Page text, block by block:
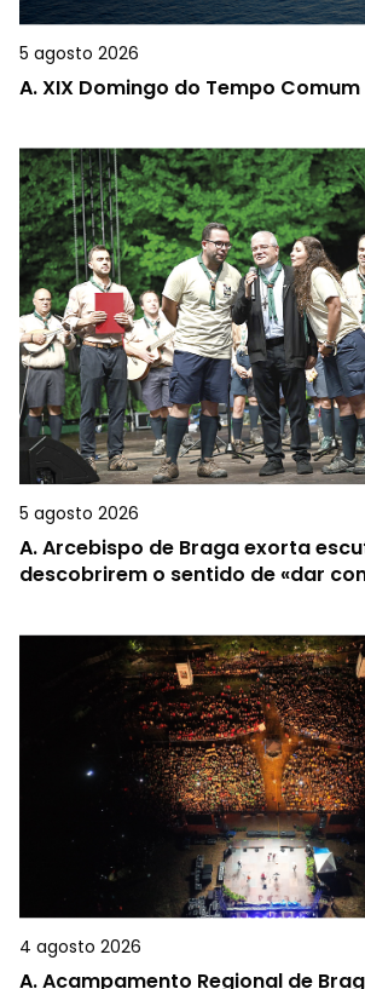
5 agosto 2026
A.XIX Domingo do Tempo Comum
5 agosto 2026
A.Arcebispo de Braga exorta
descobrirem o sentido de «dar
4 agosto 2026
A.Acampamento Regional de